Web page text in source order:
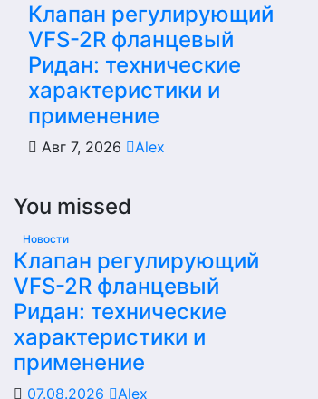
Клапан регулирующий
VFS-2R фланцевый
Ридан: технические
характеристики и
применение
Авг 7, 2026 Alex
You missed
Новости
Клапан регулирующий
VFS-2R фланцевый
Ридан: технические
характеристики и
применение
07.08.2026 Alex